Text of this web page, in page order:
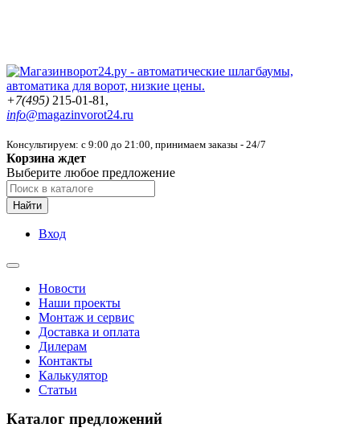
+7(495) 215-01-81,
info@magazinvorot24.ru
Консультируем: с 9:00 до 21:00, принимаем заказы - 24/7
Корзина ждет
Выберите любое предложение
Найти
Вход
Новости
Наши проекты
Монтаж и сервис
Доставка и оплата
Дилерам
Контакты
Калькулятор
Статьи
Каталог предложений